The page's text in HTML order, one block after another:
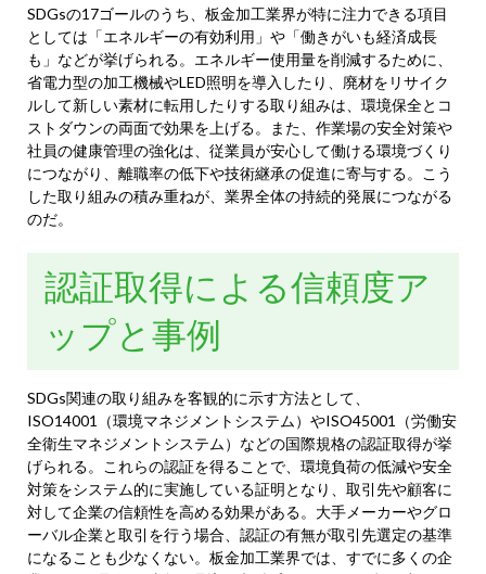
SDGsの17ゴールのうち、板金加工業界が特に注力できる項目
としては「エネルギーの有効利用」や「働きがいも経済成長
も」などが挙げられる。エネルギー使用量を削減するために、
省電力型の加工機械やLED照明を導入したり、廃材をリサイク
ルして新しい素材に転用したりする取り組みは、環境保全とコ
ストダウンの両面で効果を上げる。また、作業場の安全対策や
社員の健康管理の強化は、従業員が安心して働ける環境づくり
につながり、離職率の低下や技術継承の促進に寄与する。こう
した取り組みの積み重ねが、業界全体の持続的発展につながる
のだ。
認証取得による信頼度ア
ップと事例
SDGs関連の取り組みを客観的に示す方法として、
ISO14001（環境マネジメントシステム）やISO45001（労働安
全衛生マネジメントシステム）などの国際規格の認証取得が挙
げられる。これらの認証を得ることで、環境負荷の低減や安全
対策をシステム的に実施している証明となり、取引先や顧客に
対して企業の信頼性を高める効果がある。大手メーカーやグロ
ーバル企業と取引を行う場合、認証の有無が取引先選定の基準
になることも少なくない。板金加工業界では、すでに多くの企